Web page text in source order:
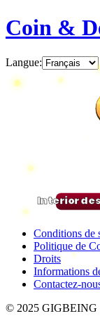
Coin &
Langue:
Interior
Conditions de
Politique de
Droits
Informations
Contactez-
© 2025 GIGBEING